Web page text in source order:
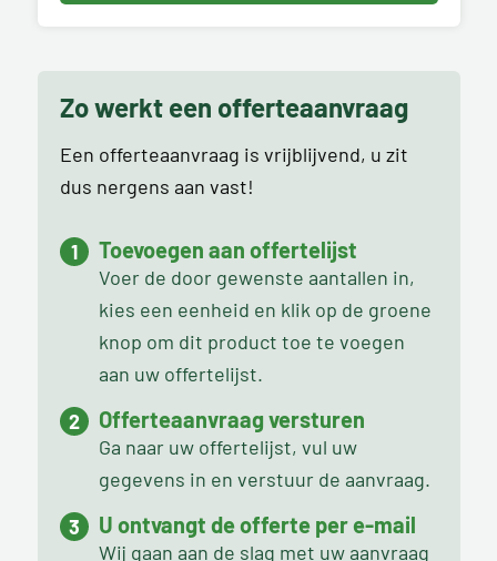
Zo werkt een offerteaanvraag
Een offerteaanvraag is vrijblijvend, u zit
dus nergens aan vast!
Toevoegen aan offertelijst
Voer de door gewenste aantallen in,
kies een eenheid en klik op de groene
knop om dit product toe te voegen
aan uw offertelijst.
Offerteaanvraag versturen
Ga naar uw offertelijst, vul uw
gegevens in en verstuur de aanvraag.
U ontvangt de offerte per e-mail
Wij gaan aan de slag met uw aanvraag